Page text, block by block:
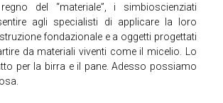
del “materiale”, i simbioscienziati
agli specialisti di applicare la loro
fondazionale e a oggetti progettati
da materiali viventi come il micelio. Lo
per la birra e il pane. Adesso possiamo